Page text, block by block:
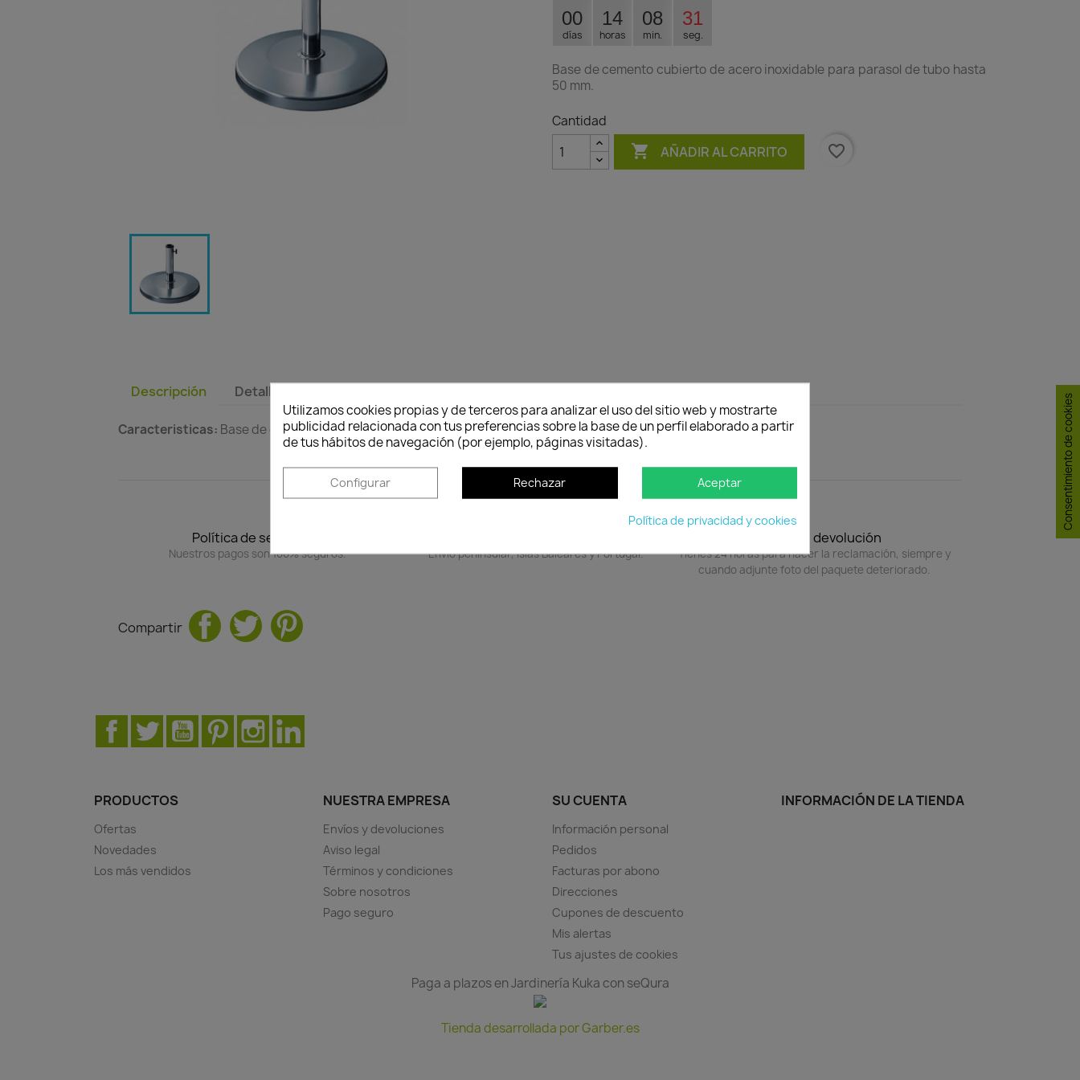
00
días
14
horas
08
min.
31
seg.
Base de cemento cubierto de acero inoxidable para parasol de tubo hasta
50 mm.
Cantidad
 AÑADIR AL CARRITO favorite_border
Descripción Detalles del producto
Caracteristicas: Base de cemento cubierto de acero inoxidable para parasol de tubo hasta 50 mm.
Política de seguridad
Nuestros pagos son 100% seguros. Envío peninsular, Islas Baleares y Portugal.
Política de devolución
Tienes 24 horas para hacer la reclamación, siempre y
cuando adjunte foto del paquete deteriorado.
Compartir
Facebook
Twitter YouTubePinterestInstagram
PRODUCTOS
Ofertas
Novedades
Los más vendidos
NUESTRA EMPRESA
Envíos y devoluciones
Aviso legal
Términos y condiciones
Sobre nosotros
Pago seguro
SU CUENTA
Información personal
Pedidos
Facturas por abono
Direcciones
Cupones de descuento
Mis alertas
Tus ajustes de cookies
INFORMACIÓN DE LA TIENDA
Paga a plazos en Jardinería Kuka con seQura
Tienda desarrollada por Garber.es
Utilizamos cookies propias y de terceros para analizar el uso del sitio web y mostrarte
publicidad relacionada con tus preferencias sobre la base de un perfil elaborado a partir
de tus hábitos de navegación (por ejemplo, páginas visitadas).
Configurar Rechazar Aceptar
Política de privacidad y cookies Consentimiento de cookies